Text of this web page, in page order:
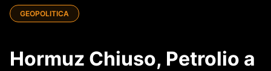
GEOPOLITICA
Hormuz Chiuso, Petrolio a